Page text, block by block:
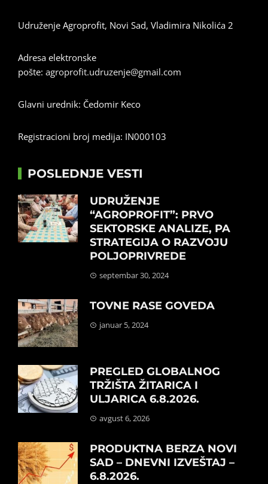
Udruženje Agroprofit, Novi Sad, Vladimira Nikolića 2
Adresa elektronske
pošte: agroprofit.udruzenje@gmail.com
Glavni urednik: Čedomir Keco
Registracioni broj medija: IN000103
POSLEDNJE VESTI
UDRUŽENJE
“AGROPROFIT”: PRVO
SEKTORSKE ANALIZE, PA
STRATEGIJA O RAZVOJU
POLJOPRIVREDE
septembar 30, 2024
TOVNE RASE GOVEDA
januar 5, 2024
PREGLED GLOBALNOG
TRŽIŠTA ŽITARICA I
ULJARICA 6.8.2026.
avgust 6, 2026
PRODUKTNA BERZA NOVI
SAD – DNEVNI IZVEŠTAJ –
6.8.2026.